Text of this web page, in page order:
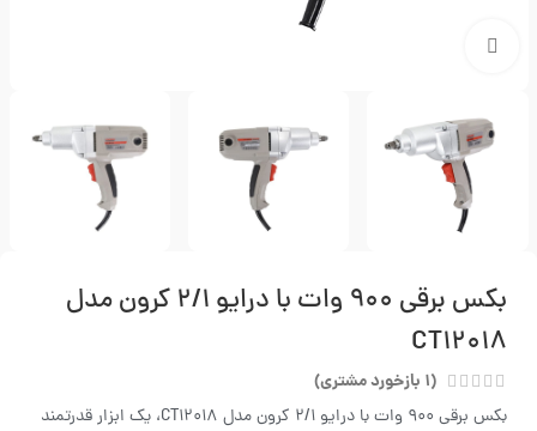
بکس برقی ۹۰۰ وات با درایو ۲/۱ کرون مدل
CT۱۲۰۱۸
(
1 بازخورد مشتری)
بکس برقی 900 وات با درایو 2/1 کرون مدل CT12018، یک ابزار قدرتمند